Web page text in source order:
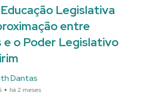
Legislativa
entre
o Poder Legislativo
Dantas
há 2 meses